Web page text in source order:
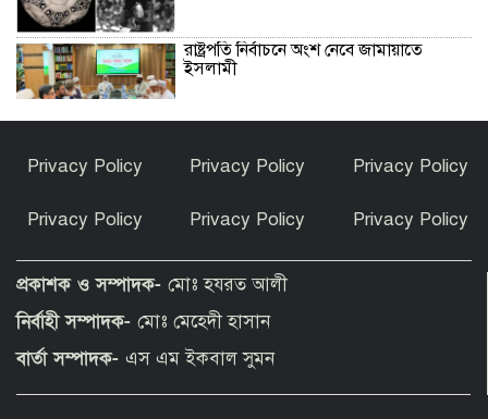
রাষ্ট্রপতি নির্বাচনে অংশ নেবে জামায়াতে
ইসলামী
যুক্তরাষ্ট্র: ইরান
আরও বেশি কিছু?
হৃদয়ে সৈয়দপুর স্বেচ্ছাসেবী সামাজিক
সংগঠনের উদ্যোগে সেরা রক্তদাতাদের
Privacy Policy Privacy Policy Privacy Policy
Privacy Policy Privacy Policy Privacy Policy
প্রকাশক ও সম্পাদক- মোঃ হযরত আলী
নির্বাহী সম্পাদক- মোঃ মেহেদী হাসান
বার্তা সম্পাদক- এস এম ইকবাল সুমন